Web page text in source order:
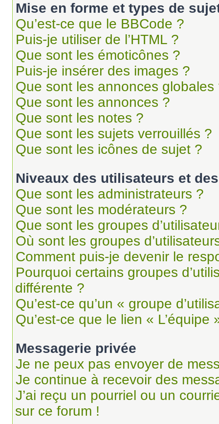
Mise en forme et types de
Qu’est-ce que le BBCode ?
Puis-je utiliser de l’HTML ?
Que sont les émoticônes ?
Puis-je insérer des images ?
Que sont les annonces globales
Que sont les annonces ?
Que sont les notes ?
Que sont les sujets verrouillés ?
Que sont les icônes de sujet ?
Niveaux des utilisateurs et
Que sont les administrateurs ?
Que sont les modérateurs ?
Que sont les groupes
Où sont les groupes
Comment puis-je devenir le
Pourquoi certains groupes
différente ?
Qu’est-ce qu’un « groupe
Qu’est-ce que le lien « L’équipe
Messagerie privée
Je ne peux pas envoyer de
Je continue à recevoir des
J’ai reçu un pourriel ou un
sur ce forum !